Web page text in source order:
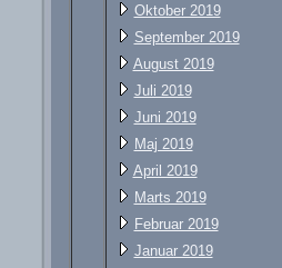
Oktober 2019
September 2019
August 2019
Juli 2019
Juni 2019
Maj 2019
April 2019
Marts 2019
Februar 2019
Januar 2019